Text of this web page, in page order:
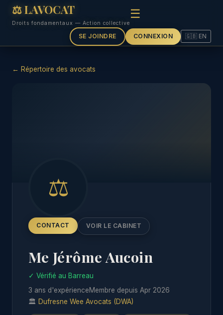
⚖ LAVOCAT
Droits fondamentaux — Action collective
☰
SE JOINDRE CONNEXION 🇬🇧 EN
← Répertoire des avocats
⚖
CONTACT VOIR LE CABINET
Me Jérôme Aucoin
✓ Vérifié au Barreau
3 ans d'expérienceMembre depuis Apr 2026
🏛 Dufresne Wee Avocats (DWA)